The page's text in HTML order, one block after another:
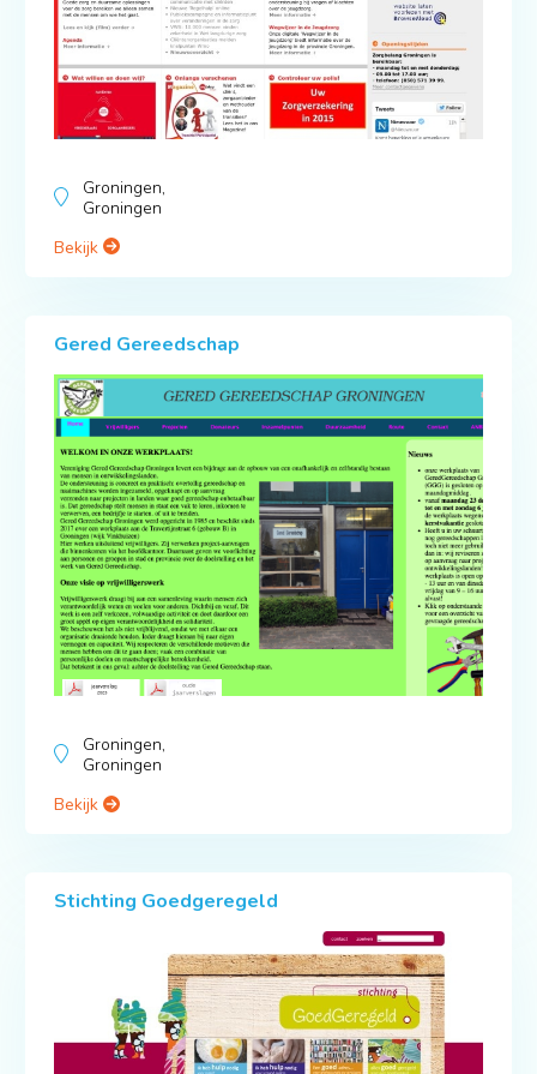
Groningen,
Groningen
Bekijk
Gered Gereedschap
Groningen,
Groningen
Bekijk
Stichting Goedgeregeld